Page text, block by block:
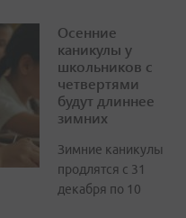
Осенние
каникулы у
школьников с
четвертями
будут длиннее
зимних
Зимние каникулы
продлятся с 31
декабря по 10